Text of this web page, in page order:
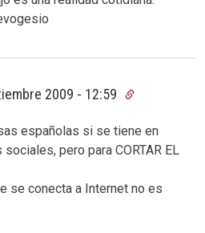
2009 - 12:59
españolas si se tiene en
pero para CORTAR EL
se conecta a Internet no es